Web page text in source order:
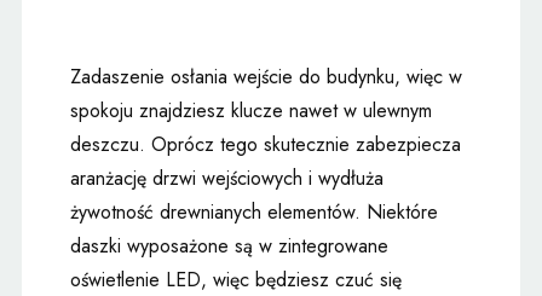
Zadaszenie osłania wejście do budynku, więc w
spokoju znajdziesz klucze nawet w ulewnym
deszczu. Oprócz tego skutecznie zabezpiecza
aranżację drzwi wejściowych i wydłuża
żywotność drewnianych elementów. Niektóre
daszki wyposażone są w zintegrowane
oświetlenie LED, więc będziesz czuć się